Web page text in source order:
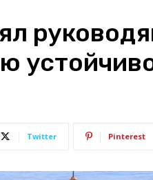
Twitter Pinterest